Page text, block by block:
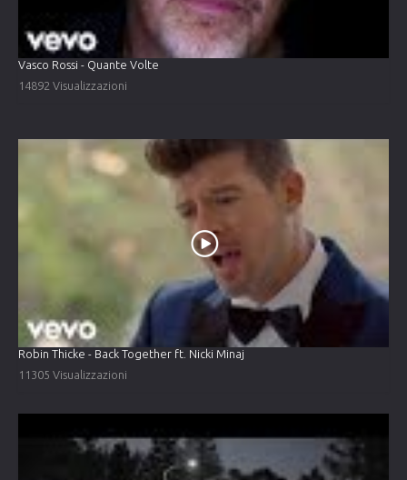
Vasco Rossi - Quante Volte
14892 Visualizzazioni
Robin Thicke - Back Together ft. Nicki Minaj
11305 Visualizzazioni